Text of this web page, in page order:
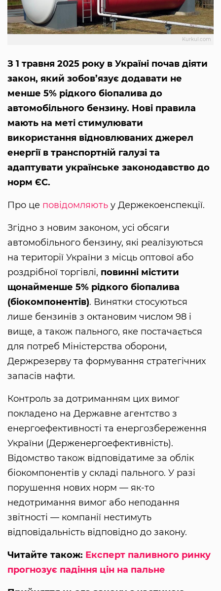
Kurkul.com
З 1 травня 2025 року в Україні почав діяти
закон, який зобов’язує додавати не
менше 5% рідкого біопалива до
автомобільного бензину. Нові правила
мають на меті стимулювати
використання відновлюваних джерел
енергії в транспортній галузі та
адаптувати українське законодавство до
норм ЄС.
Про це повідомляють у Держекоенспекції.
Згідно з новим законом, усі обсяги
автомобільного бензину, які реалізуються
на території України з місць оптової або
роздрібної торгівлі, повинні містити
щонайменше 5% рідкого біопалива
(біокомпонентів). Винятки стосуються
лише бензинів з октановим числом 98 і
вище, а також пального, яке постачається
для потреб Міністерства оборони,
Держрезерву та формування стратегічних
запасів нафти.
Контроль за дотриманням цих вимог
покладено на Державне агентство з
енергоефективності та енергозбереження
України (Держенергоефективність).
Відомство також відповідатиме за облік
біокомпонентів у складі пального. У разі
порушення нових норм — як-то
недотримання вимог або неподання
звітності — компанії нестимуть
відповідальність відповідно до закону.
Читайте також: Експерт паливного ринку
прогнозує падіння цін на пальне